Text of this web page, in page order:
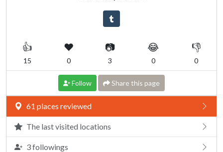
👍
15
❤️
0
📷
3
😂
0
👎
0
Follow Share this page
61 places reviewed
The last visited locations
3 followings